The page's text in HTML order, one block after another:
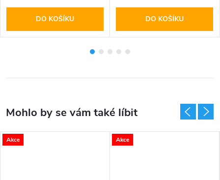
DO KOŠÍKU DO KOŠÍKU
Akce Akce